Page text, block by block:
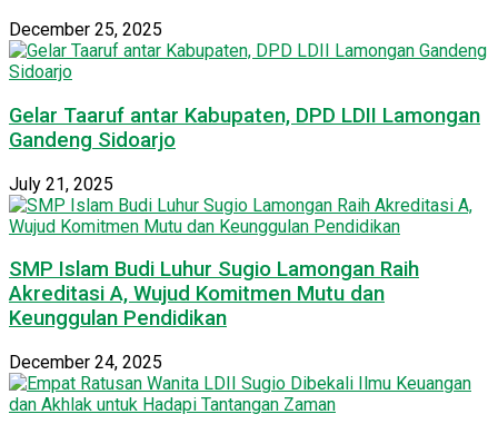
December 25, 2025
Gelar Taaruf antar Kabupaten, DPD LDII Lamongan
Gandeng Sidoarjo
July 21, 2025
SMP Islam Budi Luhur Sugio Lamongan Raih
Akreditasi A, Wujud Komitmen Mutu dan
Keunggulan Pendidikan
December 24, 2025